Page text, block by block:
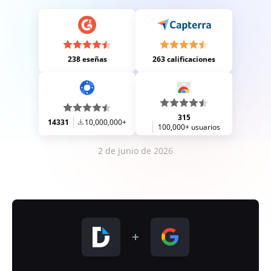
238 eseñas 263 calificaciones
14331 10,000,000+
315
100,000+ usuarios
2 de junio de 2026